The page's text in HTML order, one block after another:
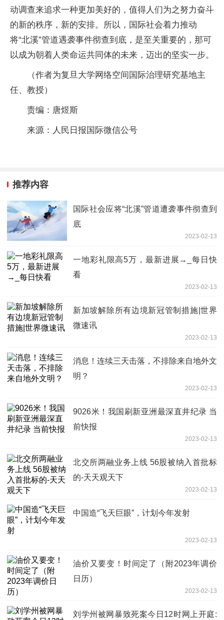
动调查来追求一种更加美好的，值得人们为之努力奋斗
的新的秩序，新的安排。所以，国际社会着力推动
将“北溪”管道遇袭事件彻查到底，是至关重要的，那可
以成为朝着人类命运共同体的未来，迈出的坚实一步。
（作者为复旦大学网络空间国际治理研究基地主
任、教授）
责编：唐煜斯
来源：人民日报国际微信公号
推荐内容
国际社会应将“北溪”管道遭袭事件彻查到
底
2023-02-13
一地彩礼限高5万，最新进展→_每日快
看
2023-02-13
新加坡解除所有边境新冠管制措施|世界
微速讯
2023-02-13
消息！连续三天击落，不排除来自地外文
明？
2023-02-13
9026米！我国刷新亚洲最深直井纪录 当
前快报
2023-02-13
北交所两融业务上线 56股被纳入首批标
的-天天观天下
2023-02-13
中国造“飞天巨眼”，计划今年发射
2023-02-13
油价又要变！时间定了（附2023年调价
日历）
2023-02-13
刘学州被网暴致死案今日12时网上开庭: